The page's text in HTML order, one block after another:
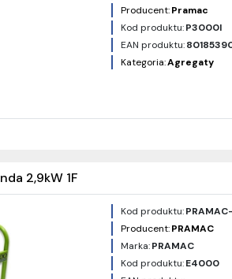
Producent:Pramac
Kod produktu:P3000I
EAN produktu:
Kategoria:Agregaty
2,9kW 1F
Kod produktu:
Producent:PRAMAC
Marka:PRAMAC
Kod produktu:E4000